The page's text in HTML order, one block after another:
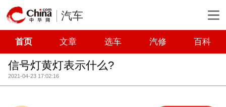
汽车
首页 文章 选车 汽修 百科
信号灯黄灯表示什么?
2021-04-23 17:02:16